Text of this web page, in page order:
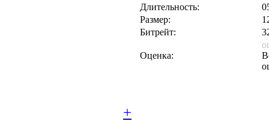
Длительность:
Размер:
Битрейт:
Оценка:
+